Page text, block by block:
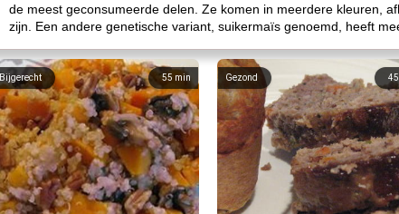
de meest geconsumeerde delen. Ze komen in meerdere kleuren,
zijn. Een andere genetische variant, suikermaïs genoemd, heeft
55 min
Bijgerecht 45
Gezond